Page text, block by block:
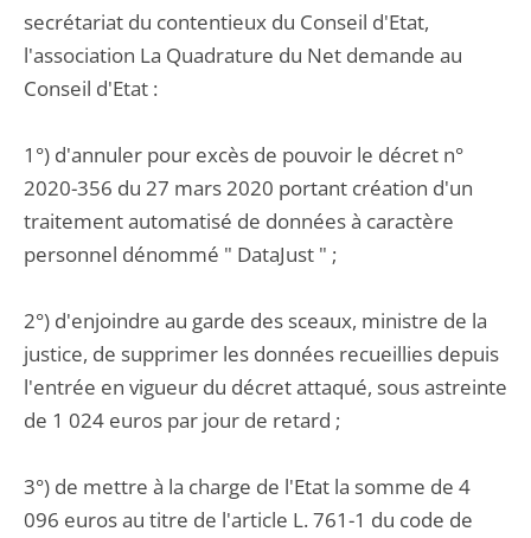
secrétariat du contentieux du Conseil d'Etat,
l'association La Quadrature du Net demande au
Conseil d'Etat :
1°) d'annuler pour excès de pouvoir le décret n°
2020-356 du 27 mars 2020 portant création d'un
traitement automatisé de données à caractère
personnel dénommé " DataJust " ;
2°) d'enjoindre au garde des sceaux, ministre de la
justice, de supprimer les données recueillies depuis
l'entrée en vigueur du décret attaqué, sous astreinte
de 1 024 euros par jour de retard ;
3°) de mettre à la charge de l'Etat la somme de 4
096 euros au titre de l'article L. 761-1 du code de